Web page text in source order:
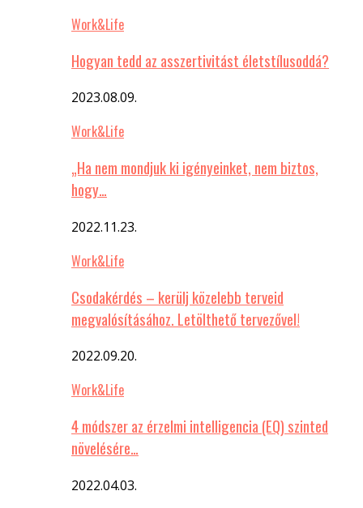
Work&Life
Hogyan tedd az asszertivitást életstílusoddá?
2023.08.09.
Work&Life
„Ha nem mondjuk ki igényeinket, nem biztos,
hogy…
2022.11.23.
Work&Life
Csodakérdés – kerülj közelebb terveid
megvalósításához. Letölthető tervezővel!
2022.09.20.
Work&Life
4 módszer az érzelmi intelligencia (EQ) szinted
növelésére…
2022.04.03.